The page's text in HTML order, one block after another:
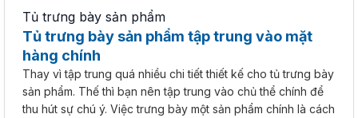
Tủ trưng bày sản phẩm
Tủ trưng bày sản phẩm tập trung vào mặt
hàng chính
Thay vì tập trung quá nhiều chi tiết thiết kế cho tủ trưng bày
sản phẩm. Thế thì bạn nên tập trung vào chủ thể chính để
thu hút sự chú ý. Việc trưng bày một sản phẩm chính là cách